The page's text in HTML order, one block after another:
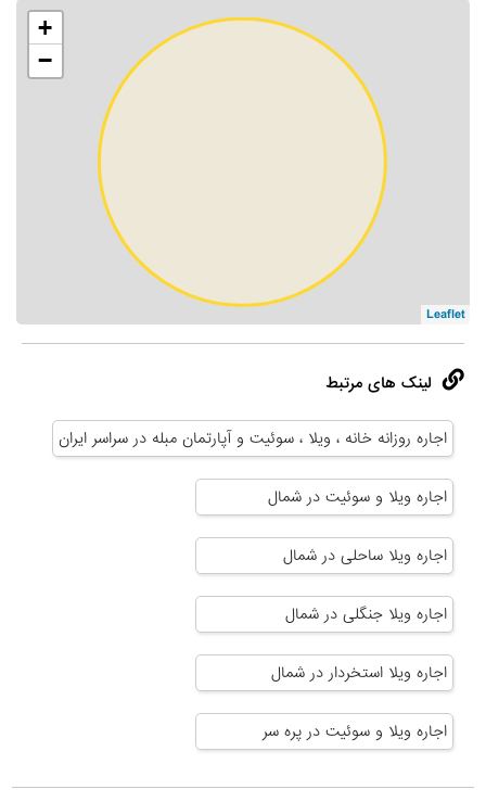
+
−
Leaflet
لینک های مرتبط
اجاره روزانه خانه ، ویلا ، سوئیت و آپارتمان مبله در سراسر ایران
اجاره ویلا و سوئیت در شمال
اجاره ویلا ساحلی در شمال
اجاره ویلا جنگلی در شمال
اجاره ویلا استخردار در شمال
اجاره ویلا و سوئیت در پره سر